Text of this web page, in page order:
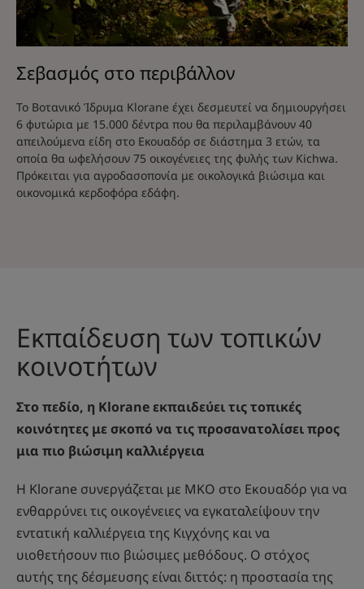
Σεβασμός στο περιβάλλον
Το Βοτανικό Ίδρυμα Klorane έχει δεσμευτεί να δημιουργήσει
6 φυτώρια με 15.000 δέντρα που θα περιλαμβάνουν 40
απειλούμενα είδη στο Εκουαδόρ σε διάστημα 3 ετών, τα
οποία θα ωφελήσουν 75 οικογένειες της φυλής των Kichwa.
Πρόκειται για αγροδασοπονία με οικολογικά βιώσιμα και
οικονομικά κερδοφόρα εδάφη.
Εκπαίδευση των τοπικών
κοινοτήτων
Στο πεδίο, η Klorane εκπαιδεύει τις τοπικές
κοινότητες με σκοπό να τις προσανατολίσει προς
μια πιο βιώσιμη καλλιέργεια
Η Klorane συνεργάζεται με ΜΚΟ στο Εκουαδόρ για να
ενθαρρύνει τις οικογένειες να εγκαταλείψουν την
εντατική καλλιέργεια της Κιγχόνης και να
υιοθετήσουν πιο βιώσιμες μεθόδους. Ο στόχος
αυτής της δέσμευσης είναι διττός: η προστασία της